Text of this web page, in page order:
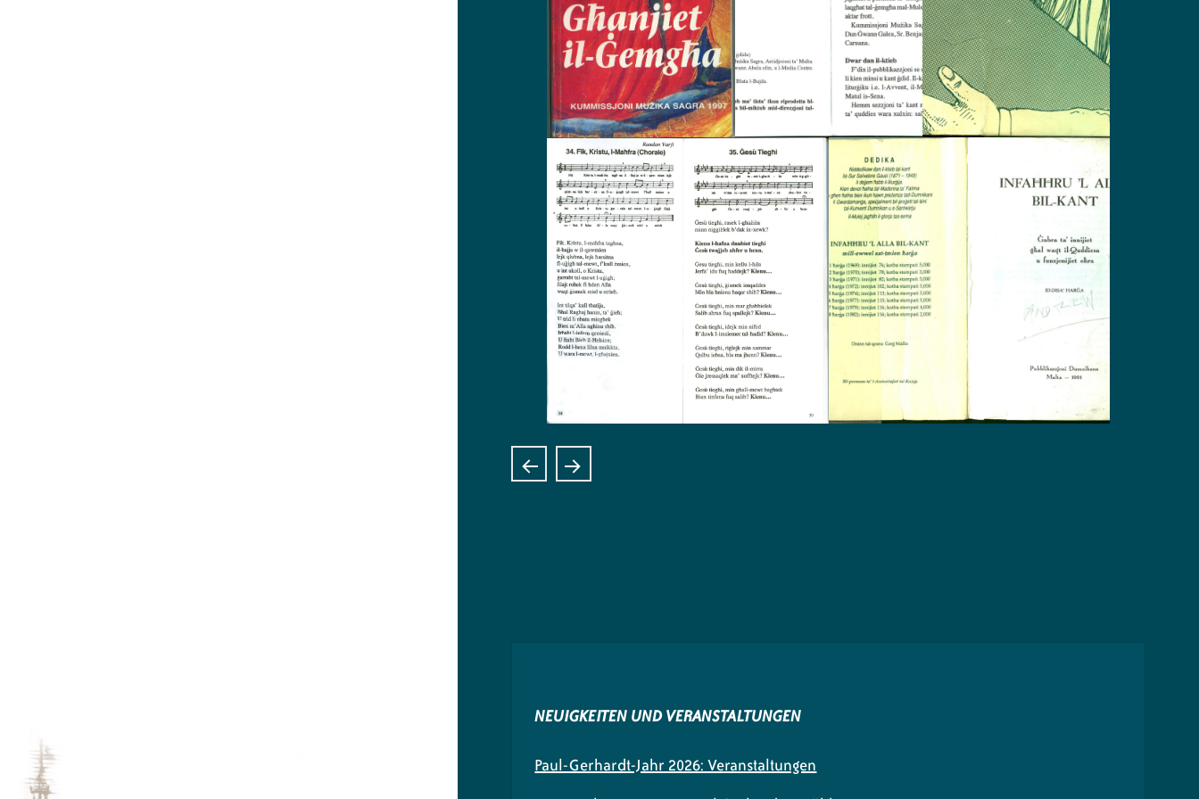
NEUIGKEITEN UND VERANSTALTUNGEN
Paul-Gerhardt-Jahr 2026: Veranstaltungen